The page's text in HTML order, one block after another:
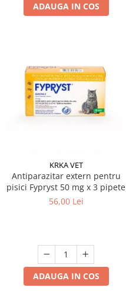
ADAUGA IN COS
KRKA VET
Antiparazitar extern pentru
pisici Fypryst 50 mg x 3 pipete
56,00 Lei
ADAUGA IN COS